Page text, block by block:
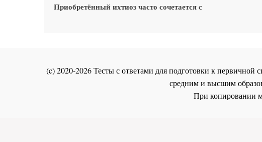
Приобретённый ихтиоз часто сочетается с
(c) 2020-2026 Тесты с ответами для подготовки к
средним и высшим
При копировании